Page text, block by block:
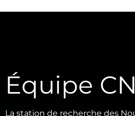
Équipe
La station de recherche des